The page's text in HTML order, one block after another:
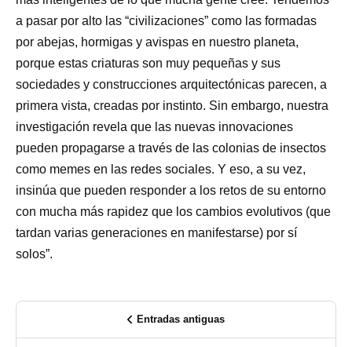
a pasar por alto las “civilizaciones” como las formadas
por abejas, hormigas y avispas en nuestro planeta,
porque estas criaturas son muy pequeñas y sus
sociedades y construcciones arquitectónicas parecen, a
primera vista, creadas por instinto. Sin embargo, nuestra
investigación revela que las nuevas innovaciones
pueden propagarse a través de las colonias de insectos
como memes en las redes sociales. Y eso, a su vez,
insinúa que pueden responder a los retos de su entorno
con mucha más rapidez que los cambios evolutivos (que
tardan varias generaciones en manifestarse) por sí
solos”.
Entradas antiguas